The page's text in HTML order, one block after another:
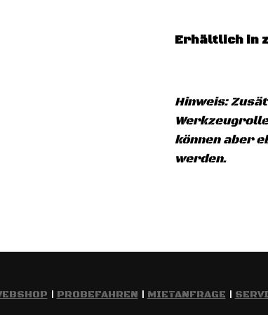
Erhältlich in
Hinweis:
können aber
werden.
| PROBEFAHREN | MIETANFRAGE |